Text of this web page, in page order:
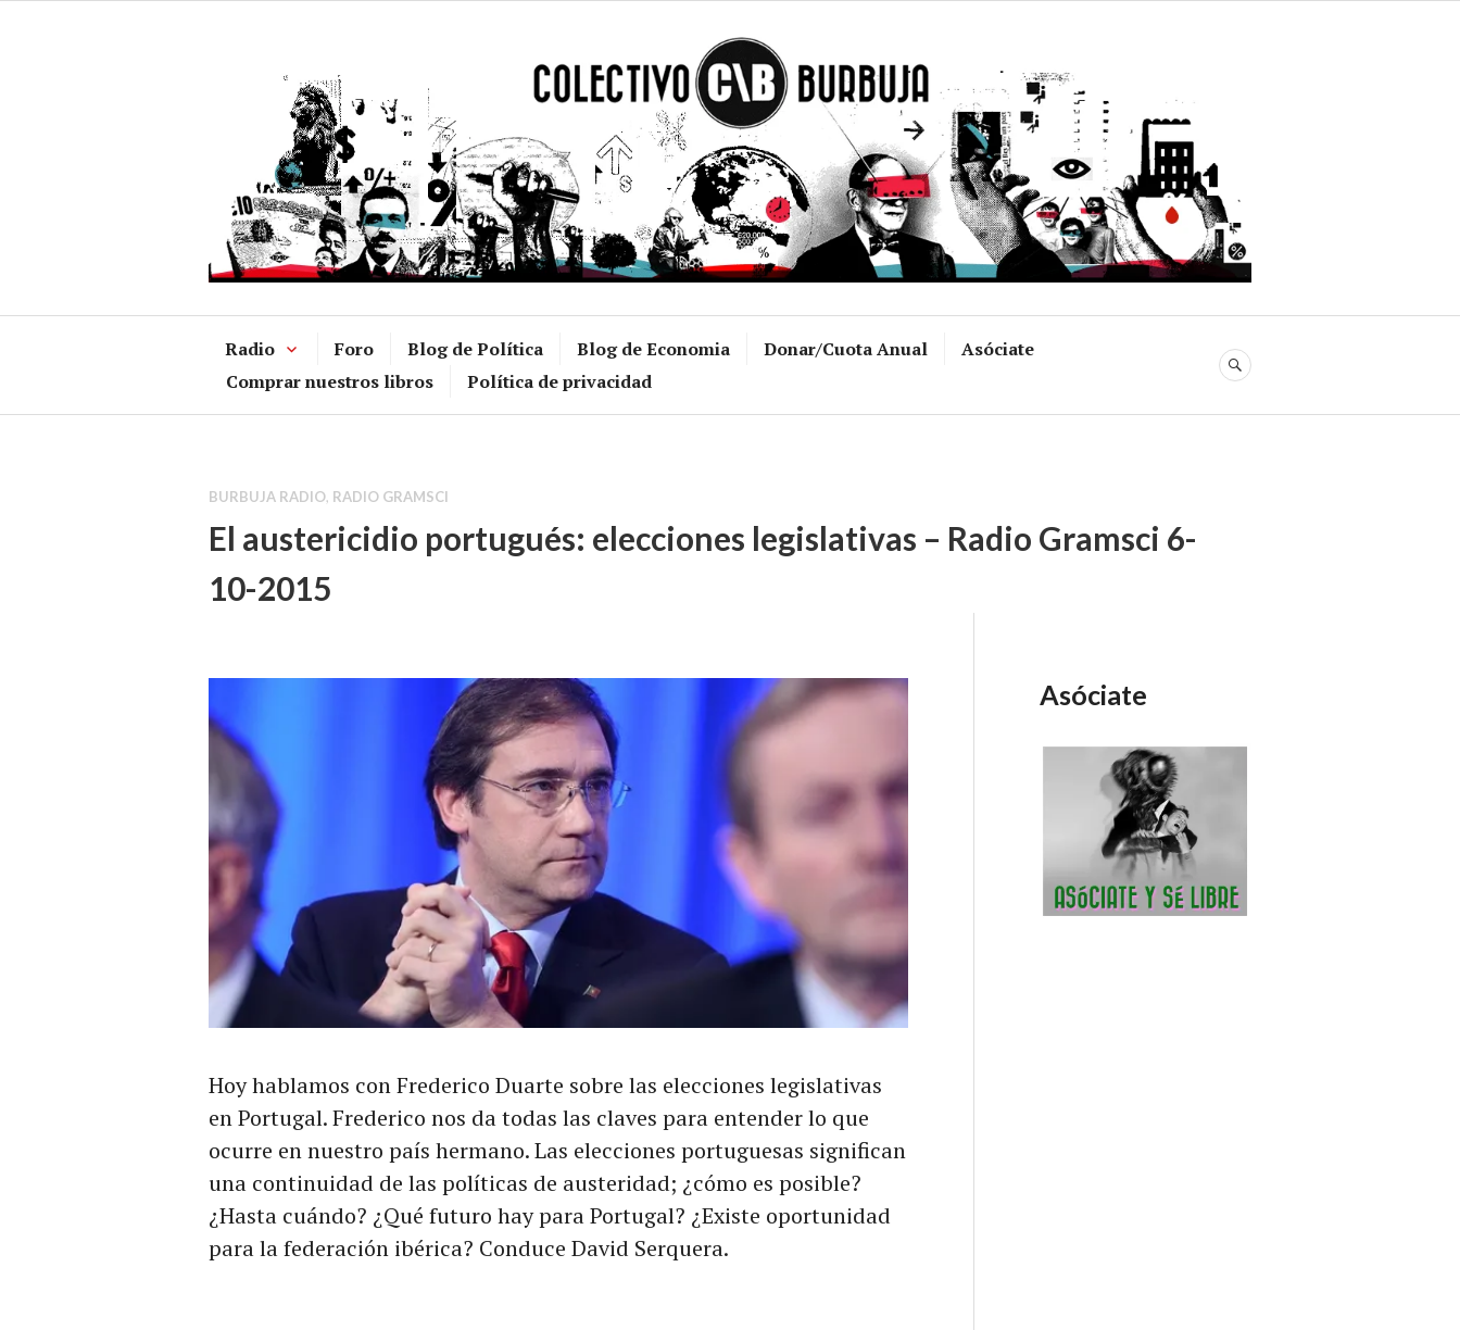
Radio Foro Blog de Política Blog de Economia Donar/Cuota Anual
Asóciate
Comprar nuestros libros
Política de privacidad
BUSCAR
BURBUJA RADIO, RADIO GRAMSCI
El austericidio portugués: elecciones legislativas – Radio Gramsci 6-
10-2015
Hoy hablamos con Frederico Duarte sobre las elecciones legislativas
en Portugal. Frederico nos da todas las claves para entender lo que
ocurre en nuestro país hermano. Las elecciones portuguesas significan
una continuidad de las políticas de austeridad; ¿cómo es posible?
¿Hasta cuándo? ¿Qué futuro hay para Portugal? ¿Existe oportunidad
para la federación ibérica? Conduce David Serquera.
Asóciate